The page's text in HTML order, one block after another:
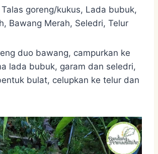
goreng/kukus, Lada bubuk,
Bawang Merah, Seledri, Telur
duo bawang, campurkan ke
lada bubuk, garam dan seledri,
bulat, celupkan ke telur dan